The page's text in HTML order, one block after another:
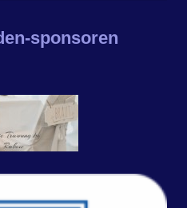
sponsoren